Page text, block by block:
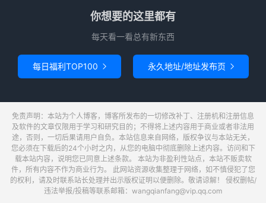
你想要的这里都有
每天看一看总有新东西
每日福利TOP100  永久地址/地址发布页 
免责声明：本站为个人博客，博客所发布的一切修改补丁、注册机和注册信息
及软件的文章仅限用于学习和研究目的；不得将上述内容用于商业或者非法用
途，否则，一切后果请用户自负。本站信息来自网络，版权争议与本站无关，
您必须在下载后的24个小时之内，从您的电脑中彻底删除上述内容。访问和下
载本站内容，说明您已同意上述条款。 本站为非盈利性站点，本站不贩卖软
件，所有内容不作为商业行为。 此网站资源收集整理于网络，如不慎侵犯了您
的权利，请及时联系站长处理并出示版权证明以便删除。敬请谅解！ 侵权删帖/
违法举报/投稿等联系邮箱：wangqianfang@vip.qq.com